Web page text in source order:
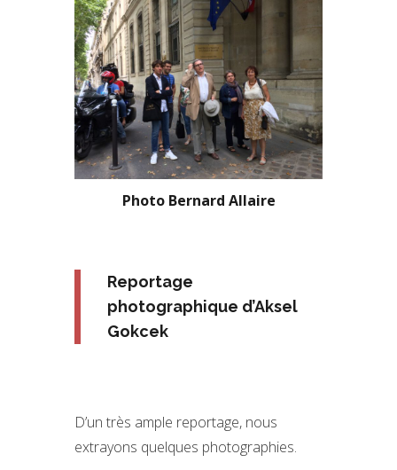
Photo Bernard Allaire
Reportage
photographique d’Aksel
Gokcek
D’un très ample reportage, nous
extrayons quelques photographies.